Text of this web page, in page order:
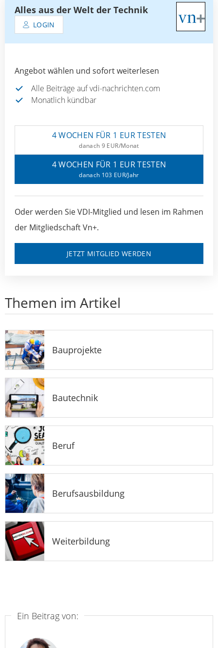
Alles aus der Welt der Technik
LOGIN
Angebot wählen und sofort weiterlesen
Alle Beiträge auf vdi-nachrichten.com
Monatlich kündbar
4 WOCHEN FÜR 1 EUR TESTEN
danach 9 EUR/Monat
4 WOCHEN FÜR 1 EUR TESTEN
danach 103 EUR/Jahr
Oder werden Sie VDI-Mitglied und lesen im Rahmen
der Mitgliedschaft Vn+.
JETZT MITGLIED WERDEN
Themen im Artikel
Bauprojekte
Bautechnik
Beruf
Berufsausbildung
Weiterbildung
Ein Beitrag von: